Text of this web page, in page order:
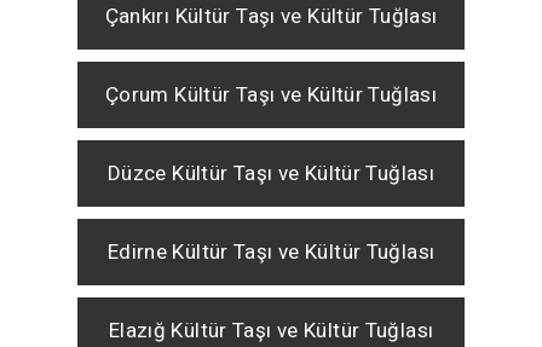
Çankırı Kültür Taşı ve Kültür Tuğlası
Çorum Kültür Taşı ve Kültür Tuğlası
Düzce Kültür Taşı ve Kültür Tuğlası
Edirne Kültür Taşı ve Kültür Tuğlası
Elazığ Kültür Taşı ve Kültür Tuğlası